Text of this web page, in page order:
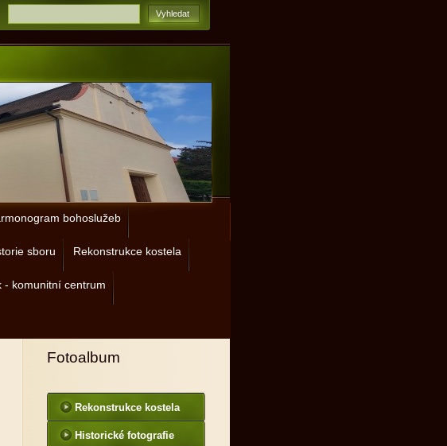
bohoslužeb
sboru Rekonstrukce kostela
- komunitní centrum
Fotoalbum
Rekonstrukce kostela
Historické fotografie